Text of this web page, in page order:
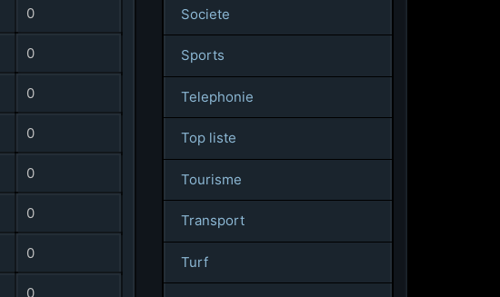
0
0
0
0
0
0
0
0
Societe
Sports
Telephonie
Top liste
Tourisme
Transport
Turf